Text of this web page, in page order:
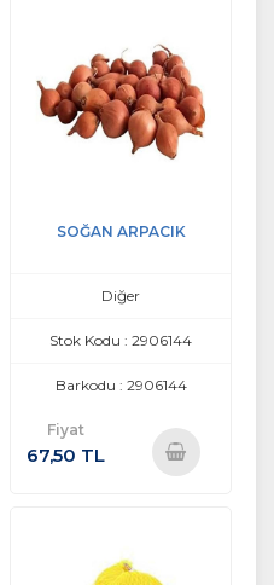
SOĞAN ARPACIK
Diğer
Stok Kodu : 2906144
Barkodu : 2906144
Fiyat
67,50 TL